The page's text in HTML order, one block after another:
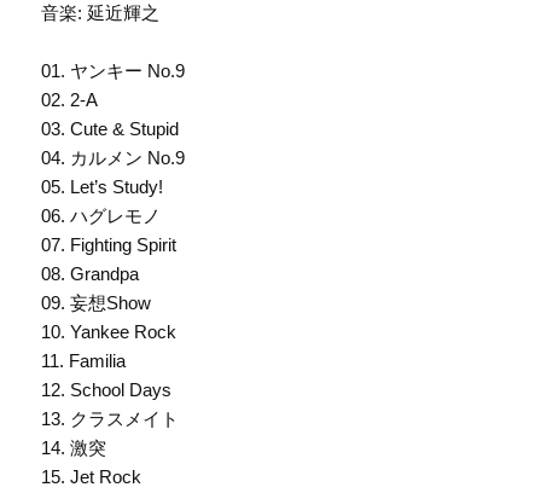
音楽: 延近輝之
01. ヤンキー No.9
02. 2-A
03. Cute & Stupid
04. カルメン No.9
05. Let’s Study!
06. ハグレモノ
07. Fighting Spirit
08. Grandpa
09. 妄想Show
10. Yankee Rock
11. Familia
12. School Days
13. クラスメイト
14. 激突
15. Jet Rock